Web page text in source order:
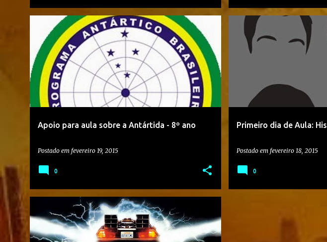
Apoio para aula sobre a Antártida - 8º ano
Postado em fevereiro 19, 2015
2015 8º ANO ANTÁRTIDA +1
0
Primeiro dia de Aula:
Postado em fevereiro 18, 2015
GEOGRAFIA HISTÓRIA
PRIMEIRO DIA DE AULA
0
2015 6º ANO ATIVIDADE HISTÓRIA